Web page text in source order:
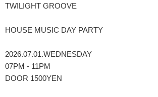
TWILIGHT GROOVE
HOUSE MUSIC DAY PARTY
2026.07.01.WEDNESDAY
07PM - 11PM
DOOR 1500YEN